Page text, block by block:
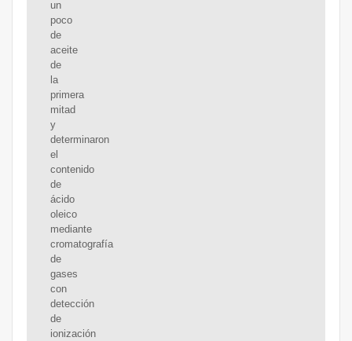
un
poco
de
aceite
de
la
primera
mitad
y
determinaron
el
contenido
de
ácido
oleico
mediante
cromatografía
de
gases
con
detección
de
ionización